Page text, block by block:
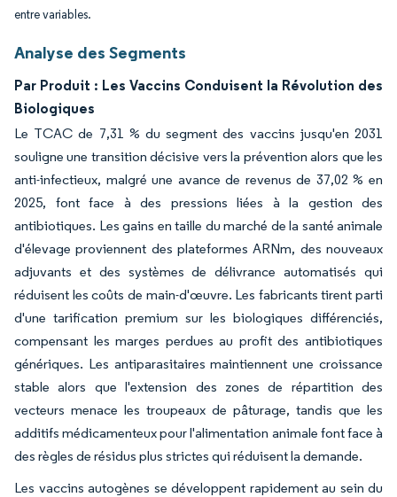
entre variables.
Analyse des Segments
Par Produit : Les Vaccins Conduisent la Révolution des
Biologiques
Le TCAC de 7,31 % du segment des vaccins jusqu'en 2031
souligne une transition décisive vers la prévention alors que les
anti-infectieux, malgré une avance de revenus de 37,02 % en
2025, font face à des pressions liées à la gestion des
antibiotiques. Les gains en taille du marché de la santé animale
d'élevage proviennent des plateformes ARNm, des nouveaux
adjuvants et des systèmes de délivrance automatisés qui
réduisent les coûts de main-d'œuvre. Les fabricants tirent parti
d'une tarification premium sur les biologiques différenciés,
compensant les marges perdues au profit des antibiotiques
génériques. Les antiparasitaires maintiennent une croissance
stable alors que l'extension des zones de répartition des
vecteurs menace les troupeaux de pâturage, tandis que les
additifs médicamenteux pour l'alimentation animale font face à
des règles de résidus plus strictes qui réduisent la demande.
Les vaccins autogènes se développent rapidement au sein du